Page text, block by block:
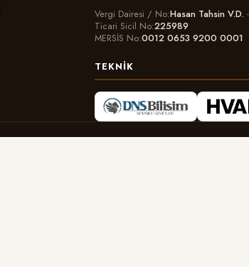
Vergi Dairesi / No Hasan Tahsin
Ticari Sicil No 225989
MERSİS No 0012 0653 9200 0001
TEKNIK